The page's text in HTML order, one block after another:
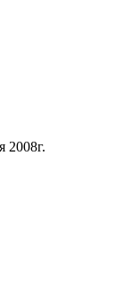
2008г.